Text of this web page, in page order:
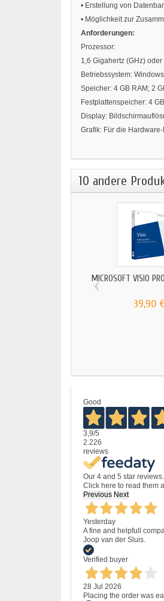
• Erstellung von
• Möglichkeit zur
Anforderungen:
Prozessor:
1,6 Gigahertz (GHz)
Betriebssystem:
Speicher: 4 GB RAM; 2
Festplattenspeicher: 4
Display:
Grafik: Für die
10 andere
MICROSOFT VISIO
39,90 €
‹
Good
3,9/5
2.226
reviews
Our 4 and 5 star reviews.
Click here to read them
Previous Next
Yesterday
A fine and helpfull
Joop van der Sluis.
Verified buyer
28 Jul 2026
Placing the order was